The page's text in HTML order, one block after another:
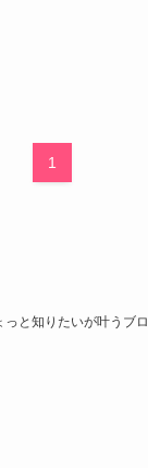
1
と知りたいが叶うブ